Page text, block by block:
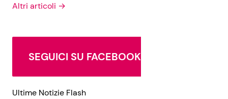
Altri articoli →
SEGUICI SU FACEBOOK
Ultime Notizie Flash